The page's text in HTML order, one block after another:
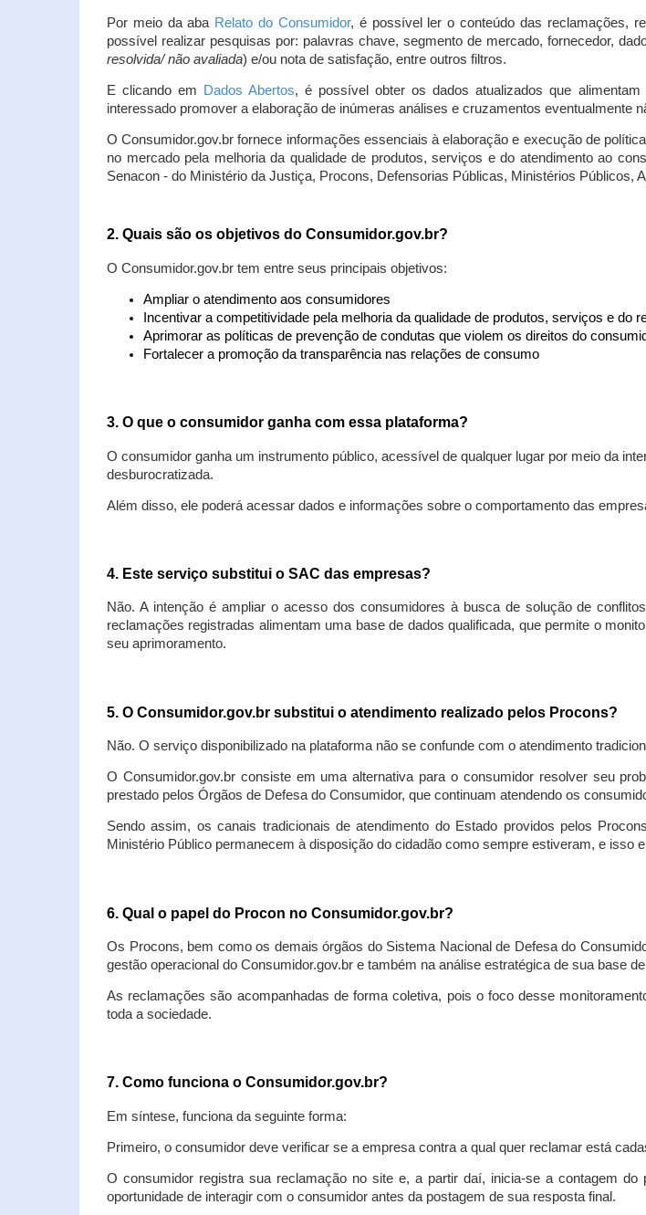
Por meio da aba Relato do Consumidor, é possível ler o conteúdo das reclamações,
possível realizar pesquisas por: palavras chave, segmento de mercado, fornecedor,
resolvida/ não avaliada) e/ou nota de satisfação, entre outros filtros.
E clicando em Dados Abertos, é possível obter os dados atualizados que
interessado promover a elaboração de inúmeras análises e cruzamentos eventualmente
O Consumidor.gov.br fornece informações essenciais à elaboração e execução de
no mercado pela melhoria da qualidade de produtos, serviços e do atendimento ao
Senacon - do Ministério da Justiça, Procons, Defensorias Públicas, Ministérios Públicos,
2. Quais são os objetivos do Consumidor.gov.br?
O Consumidor.gov.br tem entre seus principais objetivos:
Ampliar o atendimento aos consumidores
Incentivar a competitividade pela melhoria da qualidade de produtos, serviços e do
Aprimorar as políticas de prevenção de condutas que violem os direitos do
Fortalecer a promoção da transparência nas relações de consumo
3. O que o consumidor ganha com essa plataforma?
O consumidor ganha um instrumento público, acessível de qualquer lugar por meio da
desburocratizada.
Além disso, ele poderá acessar dados e informações sobre o comportamento das
4. Este serviço substitui o SAC das empresas?
Não. A intenção é ampliar o acesso dos consumidores à busca de solução de
reclamações registradas alimentam uma base de dados qualificada, que permite o
seu aprimoramento.
5. O Consumidor.gov.br substitui o atendimento realizado pelos Procons?
Não. O serviço disponibilizado na plataforma não se confunde com o atendimento
O Consumidor.gov.br consiste em uma alternativa para o consumidor resolver seu
prestado pelos Órgãos de Defesa do Consumidor, que continuam atendendo os
Sendo assim, os canais tradicionais de atendimento do Estado providos pelos
Ministério Público permanecem à disposição do cidadão como sempre estiveram, e isso
6. Qual o papel do Procon no Consumidor.gov.br?
Os Procons, bem como os demais órgãos do Sistema Nacional de Defesa do
gestão operacional do Consumidor.gov.br e também na análise estratégica de sua base
As reclamações são acompanhadas de forma coletiva, pois o foco desse
toda a sociedade.
7. Como funciona o Consumidor.gov.br?
Em síntese, funciona da seguinte forma:
Primeiro, o consumidor deve verificar se a empresa contra a qual quer reclamar está
O consumidor registra sua reclamação no site e, a partir daí, inicia-se a contagem
oportunidade de interagir com o consumidor antes da postagem de sua resposta final.